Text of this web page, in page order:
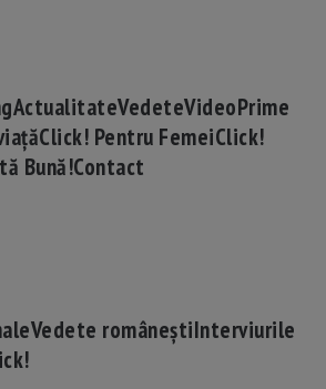
ActualitateVedeteVideoPrime
Click! Pentru FemeiClick!
Bună!Contact
Vedete româneștiInterviurile